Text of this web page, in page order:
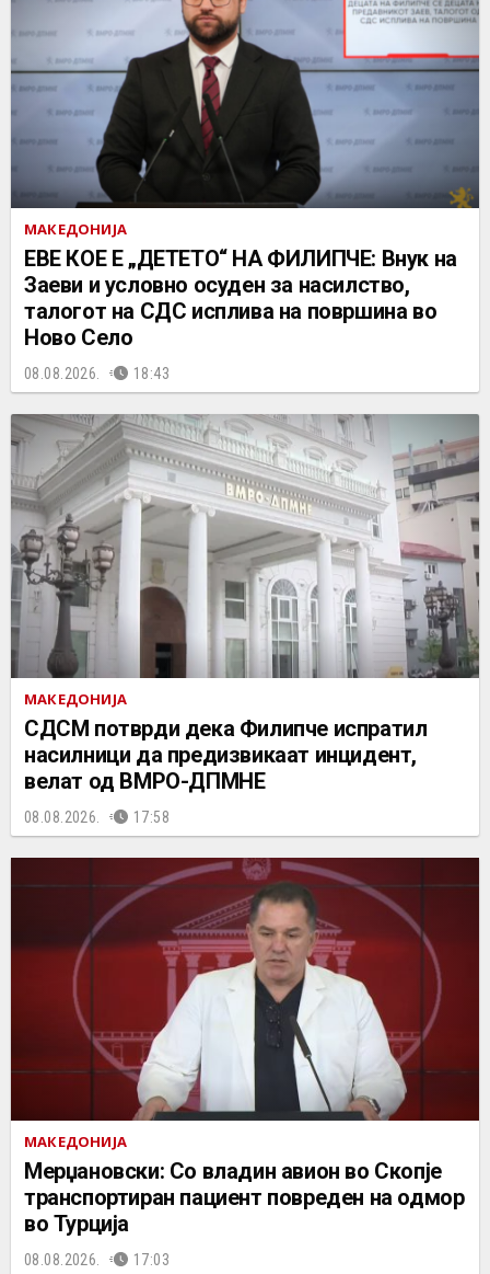
МАКЕДОНИЈА
ЕВЕ КОЕ Е „ДЕТЕТО“ НА ФИЛИПЧЕ: Внук на
Заеви и условно осуден за насилство,
талогот на СДС исплива на површина во
Ново Село
08.08.2026. 18:43
МАКЕДОНИЈА
СДСМ потврди дека Филипче испратил
насилници да предизвикаат инцидент,
велат од ВМРО-ДПМНЕ
08.08.2026. 17:58
МАКЕДОНИЈА
Мерџановски: Со владин авион во Скопје
транспортиран пациент повреден на одмор
во Турција
08.08.2026. 17:03